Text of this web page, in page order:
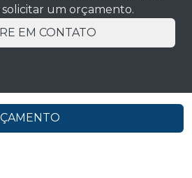
um orçamento.
EM CONTATO